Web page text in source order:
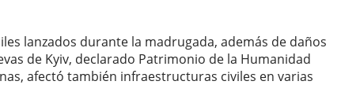
lanzados durante la madrugada, además de daños
de Kyiv, declarado Patrimonio de la Humanidad
afectó también infraestructuras civiles en varias